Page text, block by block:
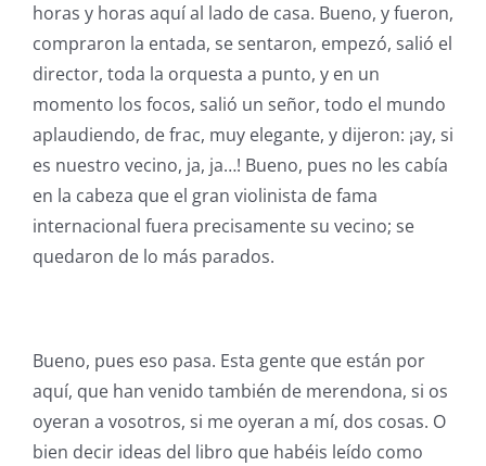
horas y horas aquí al lado de casa. Bueno, y fueron,
compraron la entada, se sentaron, empezó, salió el
director, toda la orquesta a punto, y en un
momento los focos, salió un señor, todo el mundo
aplaudiendo, de frac, muy elegante, y dijeron: ¡ay, si
es nuestro vecino, ja, ja…! Bueno, pues no les cabía
en la cabeza que el gran violinista de fama
internacional fuera precisamente su vecino; se
quedaron de lo más parados.
Bueno, pues eso pasa. Esta gente que están por
aquí, que han venido también de merendona, si os
oyeran a vosotros, si me oyeran a mí, dos cosas. O
bien decir ideas del libro que habéis leído como